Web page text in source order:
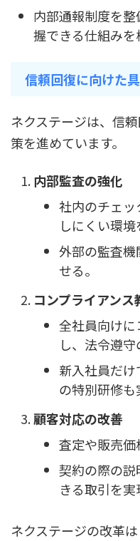
内部通報制度を
握できる仕組みを
信頼回復に向けた
ネクステージは、信
策を進めています。
内部監査の強化
社内のチェ
しにくい環境
外部の監査
せる。
コンプライアンス
全社員向けに
し、法令遵守
新入社員だ
の特別研修も
顧客対応の改善
査定や販売価
契約の際の
きる取引を実
ネクステージの改革